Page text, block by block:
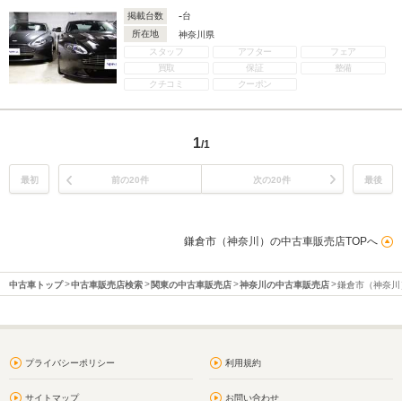
掲載台数 -台
所在地
神奈川県
スタッフ
アフター
フェア
買取
保証
整備
クチコミ
クーポン
1/1
最初 前の20件 次の20件 最後
鎌倉市（神奈川）の中古車販売店TOPへ
中古車トップ 中古車販売店検索 関東の中古車販売店 神奈川の中古車販売店 鎌倉市（神奈
プライバシーポリシー 利用規約
サイトマップ お問い合わせ